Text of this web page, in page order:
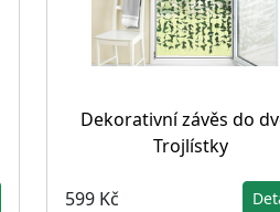
Dekorativní závěs do
Trojlístky
599 Kč